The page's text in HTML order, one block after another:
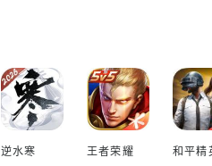
逆水寒 王者荣耀 和平精